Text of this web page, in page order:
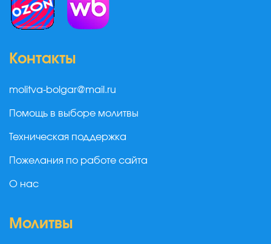
Контакты
molitva-bolgar@mail.ru
Помощь в выборе молитвы
Техническая поддержка
Пожелания по работе сайта
О нас
Молитвы